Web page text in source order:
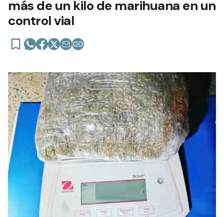
más de un kilo de marihuana en un
control vial